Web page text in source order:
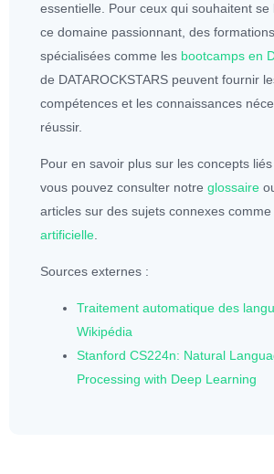
essentielle. Pour ceux qui souhaitent se
ce domaine passionnant, des formations
spécialisées comme les bootcamps en
de DATAROCKSTARS peuvent fournir
compétences et les connaissances
réussir.
Pour en savoir plus sur les concepts liés
vous pouvez consulter notre glossaire
articles sur des sujets connexes comme
artificielle.
Sources externes :
Traitement automatique des
Wikipédia
Stanford CS224n: Natural
Processing with Deep Learning